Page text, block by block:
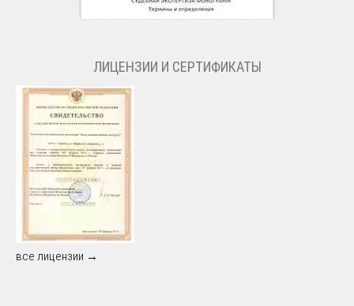
ЛИЦЕНЗИИ И СЕРТИФИКАТЫ
все лицензии →